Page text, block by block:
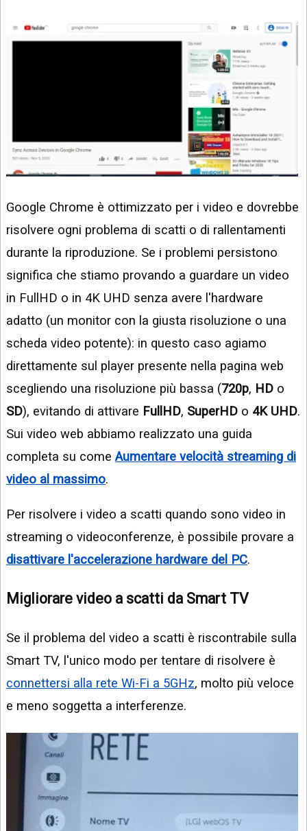
Google Chrome è ottimizzato per i video e dovrebbe
risolvere ogni problema di scatti o di rallentamenti
durante la riproduzione. Se i problemi persistono
significa che stiamo provando a guardare un video
in FullHD o in 4K UHD senza avere l'hardware
adatto (un monitor con la giusta risoluzione o una
scheda video potente): in questo caso agiamo
direttamente sul player presente nella pagina web
scegliendo una risoluzione più bassa (720p, HD o
SD), evitando di attivare FullHD, SuperHD o 4K UHD.
Sui video web abbiamo realizzato una guida
completa su come Aumentare velocità streaming di
video al massimo.
Per risolvere i video a scatti quando sono video in
streaming o videoconferenze, è possibile provare a
disattivare l'accelerazione hardware del PC.
Migliorare video a scatti da Smart TV
Se il problema del video a scatti è riscontrabile sulla
Smart TV, l'unico modo per tentare di risolvere è
connettersi alla rete Wi-Fi a 5GHz, molto più veloce
e meno soggetta a interferenze.